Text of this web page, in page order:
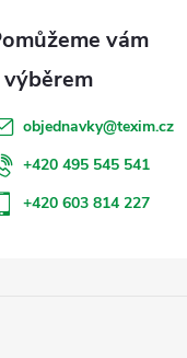
objednavky@texim.cz
+420 495 545 541
+420 603 814 227